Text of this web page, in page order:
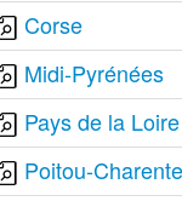
Corse
Midi-Pyrénées
Pays de la Loire
Poitou-